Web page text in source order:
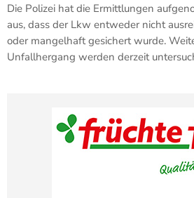
Die Polizei hat die Ermittlungen
aus, dass der Lkw entweder nicht
oder mangelhaft gesichert wurde.
Unfallhergang werden derzeit